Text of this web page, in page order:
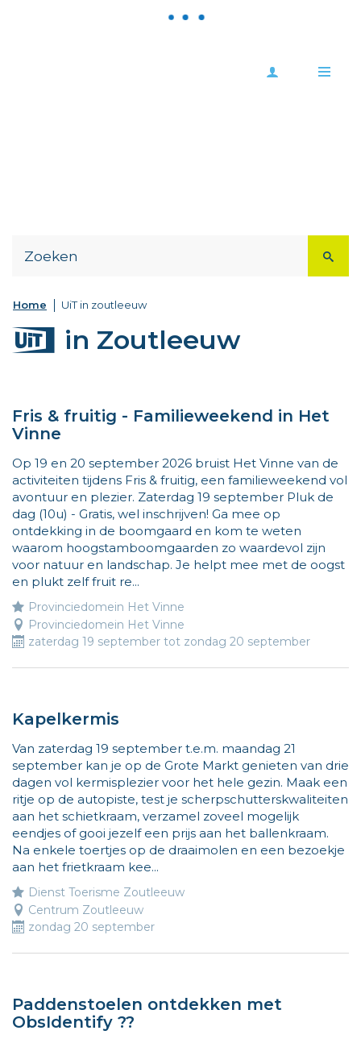
Meld
Home UiT in zoutleeuw
UiT
in Zoutleeuw
Fris & fruitig - Familieweekend in Het
Vinne
Op 19 en 20 september 2026 bruist Het Vinne van de
activiteiten tijdens Fris & fruitig, een familieweekend vol
avontuur en plezier. Zaterdag 19 september Pluk de
dag (10u) - Gratis, wel inschrijven! Ga mee op
ontdekking in de boomgaard en kom te weten
waarom hoogstamboomgaarden zo waardevol zijn
voor natuur en landschap. Je helpt mee met de oogst
en plukt zelf fruit re...
Provinciedomein Het Vinne
Provinciedomein Het Vinne
zaterdag 19 september tot zondag 20 september
Kapelkermis
Van zaterdag 19 september t.e.m. maandag 21
september kan je op de Grote Markt genieten van drie
dagen vol kermisplezier voor het hele gezin. Maak een
ritje op de autopiste, test je scherpschutterskwaliteiten
aan het schietkraam, verzamel zoveel mogelijk
eendjes of gooi jezelf een prijs aan het ballenkraam.
Na enkele toertjes op de draaimolen en een bezoekje
aan het frietkraam kee...
Dienst Toerisme Zoutleeuw
Centrum Zoutleeuw
zondag 20 september
Paddenstoelen ontdekken met
ObsIdentify ??